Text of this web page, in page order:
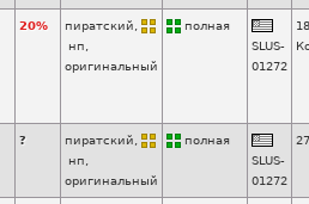
20%
пиратский,
нп
оригинальный
полная
SLUS-
01272
?
пиратский,
нп
оригинальный
полная
SL US-
01272